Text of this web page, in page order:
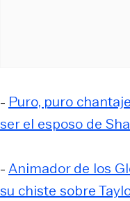
- Puro, puro
ser el esposo de
-Animador de los
su chiste sobre